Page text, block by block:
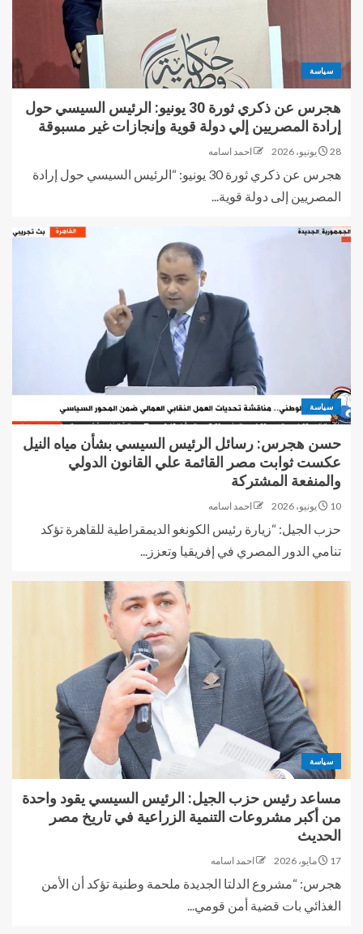
سياسة
هجرس عن ذكري ثورة 30 يونيو: الرئيس السيسي حول
إرادة المصريين إلي دولة قوية وإنجازات غير مسبوقة
28 يونيو، 2026 احمد اسامه
هجرس عن ذكري ثورة 30 يونيو: “الرئيس السيسي حول إرادة
المصريين إلى دولة قوية...
سياسة
حسن هجرس: رسائل الرئيس السيسي بشأن مياه النيل
عكست ثوابت مصر القائمة علي القانون الدولي
والمنفعة المشتركة
10 يونيو، 2026 احمد اسامه
حزب الجيل: “زيارة رئيس الكونغو الديمقراطية للقاهرة تؤكد
تنامي الدور المصري في إفريقيا وتعزز...
سياسة
مساعد رئيس حزب الجيل: الرئيس السيسي يقود واحدة
من أكبر مشروعات التنمية الزراعية في تاريخ مصر
الحديث
17 مايو، 2026 احمد اسامه
هجرس: “مشروع الدلتا الجديدة ملحمة وطنية تؤكد أن الأمن
الغذائي بات قضية أمن قومي...